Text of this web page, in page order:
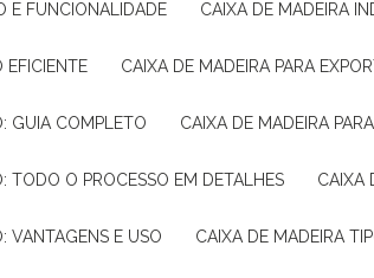
E FUNCIONALIDADE CAIXA DE MADEIRA
EFICIENTE CAIXA DE MADEIRA PARA
GUIA COMPLETO CAIXA DE MADEIRA
TODO O PROCESSO EM DETALHES
VANTAGENS E USO CAIXA DE MADEIRA